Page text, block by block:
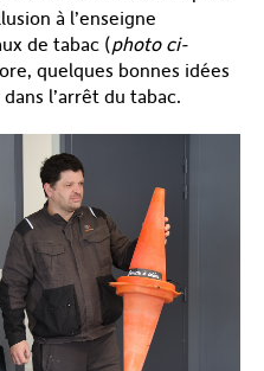
à l’enseigne
de tabac (photo ci-
quelques bonnes idées
l’arrêt du tabac.